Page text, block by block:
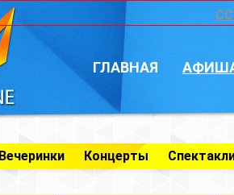
ГЛАВНАЯ
Вечеринки Концерты